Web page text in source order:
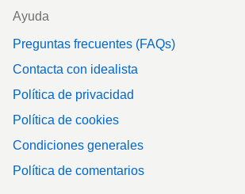
Ayuda
Preguntas frecuentes (FAQs)
Contacta con idealista
Política de privacidad
Política de cookies
Condiciones generales
Política de comentarios